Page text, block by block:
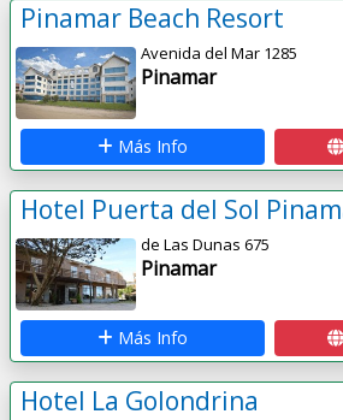
Pinamar Beach Resort
Avenida del Mar 1285
Pinamar
Más Info
Hotel Puerta del Sol
de Las Dunas 675
Pinamar
Más Info
Hotel La Golondrina